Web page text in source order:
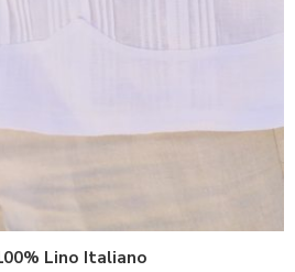
Lino Italiano